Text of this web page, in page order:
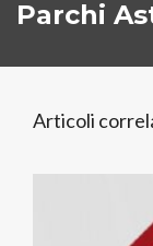
Parchi
Articoli